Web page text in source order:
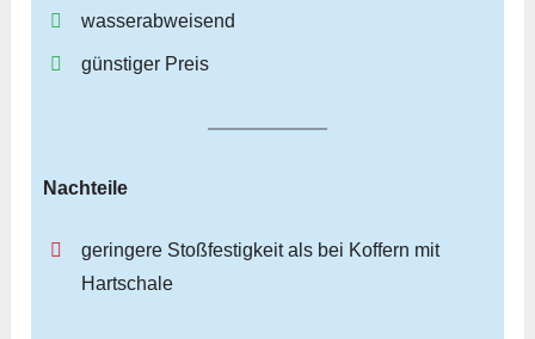
wasserabweisend
günstiger Preis
Nachteile
geringere Stoßfestigkeit als bei Koffern mit
Hartschale